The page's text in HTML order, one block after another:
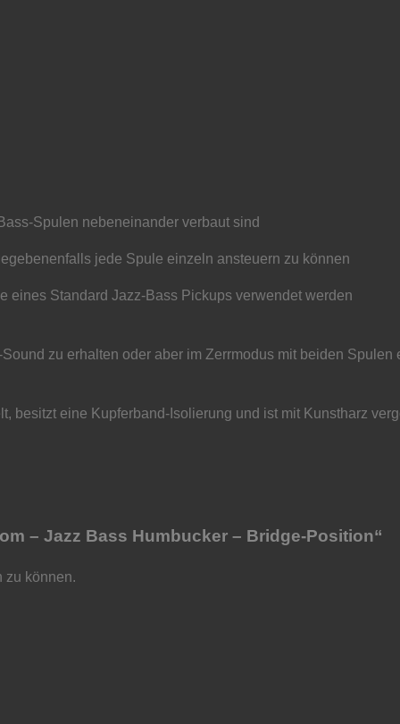
Spulen nebeneinander verbaut sind
jede Spule einzeln ansteuern zu können
eines Standard Jazz-Bass Pickups verwendet werden
zu erhalten oder aber im Zerrmodus mit beiden
besitzt eine Kupferband-Isolierung und ist mit Kunstharz
– Jazz Bass Humbucker – Bridge-Position“
zu können.